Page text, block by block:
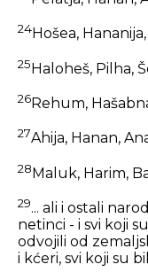
24Hošea,
25Haloheš, Pilha,
26Rehum,
27Ahija, Hanan,
28Maluk, Harim,
29... ali i ostali
netinci - i svi koji
odvojili od
i kćeri, svi koji su